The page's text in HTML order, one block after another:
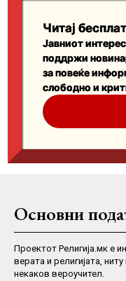
Основни
Проектот Религија.мк е
верата и религијата,
некаков вероучител.